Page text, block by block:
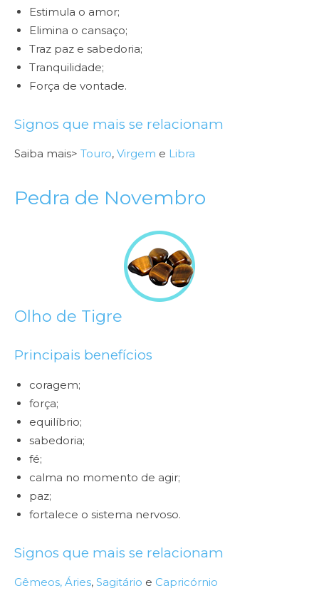
Estimula o amor;
Elimina o cansaço;
Traz paz e sabedoria;
Tranquilidade;
Força de vontade.
Signos que mais se relacionam
Saiba mais> Touro, Virgem e Libra
Pedra de Novembro
Olho de Tigre
Principais benefícios
coragem;
força;
equilíbrio;
sabedoria;
fé;
calma no momento de agir;
paz;
fortalece o sistema nervoso.
Signos que mais se relacionam
Gêmeos, Áries, Sagitário e Capricórnio